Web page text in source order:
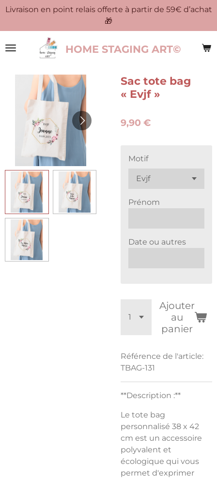
Passer
contenu
principal
HOME STAGING ART©
Livraison en point relais offerte à partir de 59€ d’achat
🎁
Sac tote bag
« Evjf »
9,90 €
Motif
Prénom
Date ou autres
Ajouter
au
panier
Référence de l'article:
TBAG-131
**Description :**
Le tote bag
personnalisé 38 x 42
cm est un accessoire
polyvalent et
écologique qui vous
permet d'exprimer